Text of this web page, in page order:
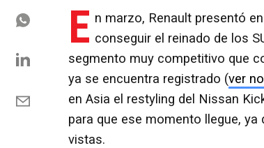
E n marzo, Renault presentó
conseguir el reinado de los
segmento muy competitivo que
ya se encuentra registrado (ver
en Asia el restyling del Nissan
para que ese momento llegue,
vistas.